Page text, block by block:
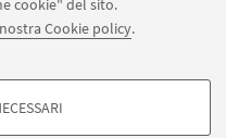
cookie" del sito.
Cookie policy.